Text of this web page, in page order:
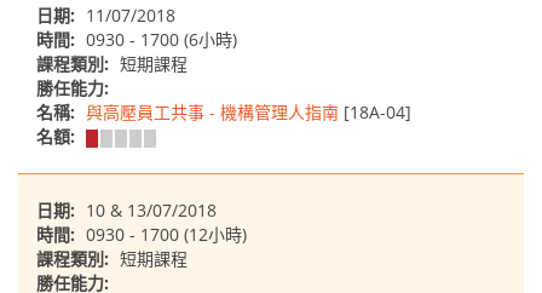
日期: 11/07/2018
時間: 0930 - 1700 (6小時)
課程類別: 短期課程
勝任能力:
名稱: 與高壓員工共事 - 機構管理人指南 [18A-04]
名額:
日期: 10 & 13/07/2018
時間: 0930 - 1700 (12小時)
課程類別: 短期課程
勝任能力: